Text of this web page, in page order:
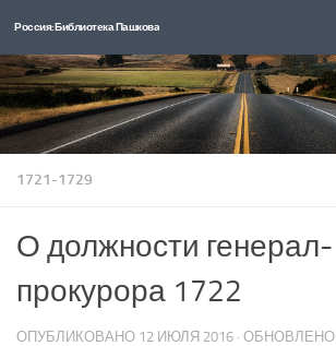
Перейти к содержимому
Россия: Библиотека Пашкова
1721-1729
О должности генерал-
прокурора 1722
ОПУБЛИКОВАНО 12 ИЮЛЯ 2016 · ОБНОВЛЕНО